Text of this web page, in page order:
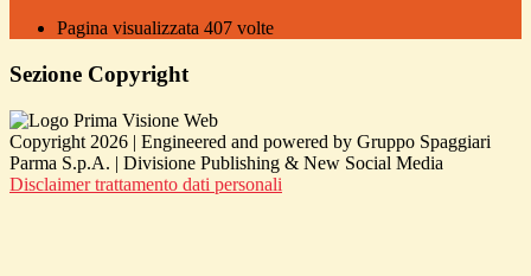
Pagina visualizzata 407 volte
Sezione Copyright
Copyright 2026 | Engineered and powered by Gruppo Spaggiari
Parma S.p.A. | Divisione Publishing & New Social Media
Disclaimer trattamento dati personali